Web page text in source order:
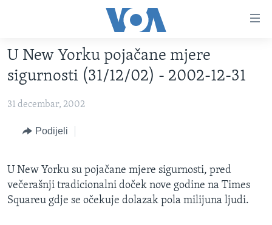
glavni
sadržaj
Pređi
na
navigaciju
na
pretragu
VIDEO
FOTOGRAFIJE DANA
VIJESTI
BOSNA I HERCEGOVINA
SPECIJALNI PROJEKTI
KORUPCIJA
U New Yorku pojačane mjere
sigurnosti (31/12/02) - 2002-12-31
31 decembar, 2002
Podijeli
U New Yorku su pojačane mjere sigurnosti, pred
večerašnji tradicionalni doček nove godine na Times
Squareu gdje se očekuje dolazak pola milijuna ljudi.